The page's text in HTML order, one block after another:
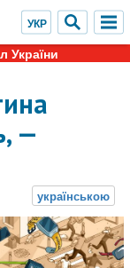
України
—